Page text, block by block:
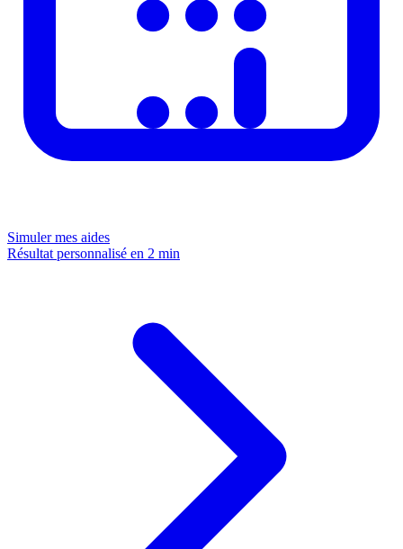
Simuler mes aides
Résultat personnalisé en 2 min